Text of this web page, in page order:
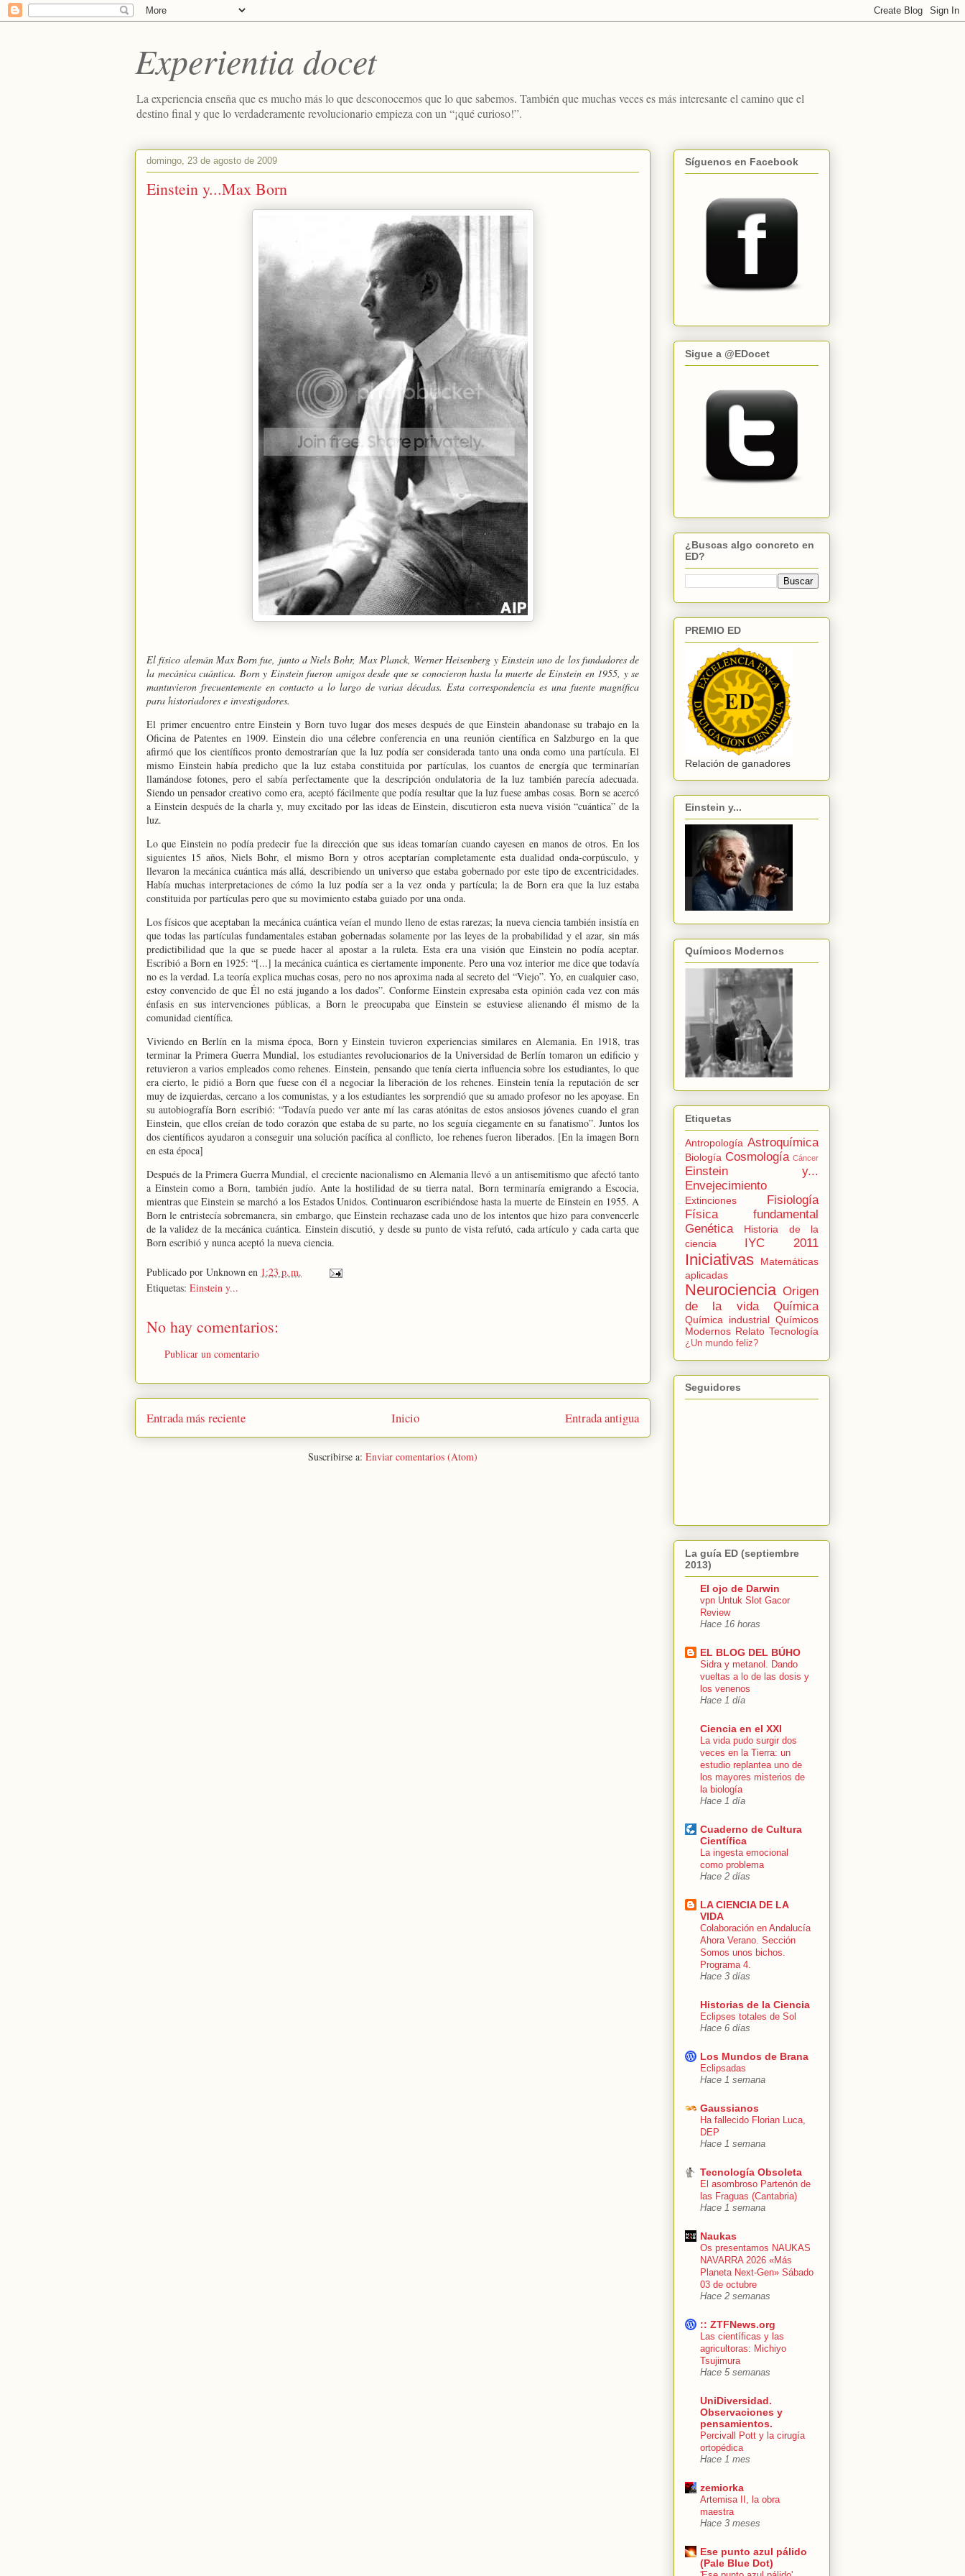
Experientia docet
La experiencia enseña que es mucho más lo que desconocemos que lo que sabemos. También que muchas veces es más interesante el camino que el
destino final y que lo verdaderamente revolucionario empieza con un “¡qué curioso!”.
domingo, 23 de agosto de 2009
Einstein y...Max Born
El físico alemán Max Born fue, junto a Niels Bohr, Max Planck, Werner Heisenberg y Einstein uno de los fundadores de
la mecánica cuántica. Born y Einstein fueron amigos desde que se conocieron hasta la muerte de Einstein en 1955, y se
mantuvieron frecuentemente en contacto a lo largo de varias décadas. Esta correspondencia es una fuente magnífica
para historiadores e investigadores.
El primer encuentro entre Einstein y Born tuvo lugar dos meses después de que Einstein abandonase su trabajo en la
Oficina de Patentes en 1909. Einstein dio una célebre conferencia en una reunión científica en Salzburgo en la que
afirmó que los científicos pronto demostrarían que la luz podía ser considerada tanto una onda como una partícula. El
mismo Einstein había predicho que la luz estaba constituida por partículas, los cuantos de energía que terminarían
llamándose fotones, pero el sabía perfectamente que la descripción ondulatoria de la luz también parecía adecuada.
Siendo un pensador creativo como era, aceptó fácilmente que podía resultar que la luz fuese ambas cosas. Born se acercó
a Einstein después de la charla y, muy excitado por las ideas de Einstein, discutieron esta nueva visión “cuántica” de la
luz.
Lo que Einstein no podía predecir fue la dirección que sus ideas tomarían cuando cayesen en manos de otros. En los
siguientes 15 años, Niels Bohr, el mismo Born y otros aceptarían completamente esta dualidad onda-corpúsculo, y
llevaron la mecánica cuántica más allá, describiendo un universo que estaba gobernado por este tipo de excentricidades.
Había muchas interpretaciones de cómo la luz podía ser a la vez onda y partícula; la de Born era que la luz estaba
constituida por partículas pero que su movimiento estaba guiado por una onda.
Los físicos que aceptaban la mecánica cuántica veían el mundo lleno de estas rarezas; la nueva ciencia también insistía en
que todas las partículas fundamentales estaban gobernadas solamente por las leyes de la probabilidad y el azar, sin más
predictibilidad que la que se puede hacer al apostar a la ruleta. Esta era una visión que Einstein no podía aceptar.
Escribió a Born en 1925: “[...] la mecánica cuántica es ciertamente imponente. Pero una voz interior me dice que todavía
no es la verdad. La teoría explica muchas cosas, pero no nos aproxima nada al secreto del “Viejo”. Yo, en cualquier caso,
estoy convencido de que Él no está jugando a los dados”. Conforme Einstein expresaba esta opinión cada vez con más
énfasis en sus intervenciones públicas, a Born le preocupaba que Einstein se estuviese alienando él mismo de la
comunidad científica.
Viviendo en Berlín en la misma época, Born y Einstein tuvieron experiencias similares en Alemania. En 1918, tras
terminar la Primera Guerra Mundial, los estudiantes revolucionarios de la Universidad de Berlín tomaron un edificio y
retuvieron a varios empleados como rehenes. Einstein, pensando que tenía cierta influencia sobre los estudiantes, lo que
era cierto, le pidió a Born que fuese con él a negociar la liberación de los rehenes. Einstein tenía la reputación de ser
muy de izquierdas, cercano a los comunistas, y a los estudiantes les sorprendió que su amado profesor no les apoyase. En
su autobiografía Born escribió: “Todavía puedo ver ante mí las caras atónitas de estos ansiosos jóvenes cuando el gran
Einstein, que ellos creían de todo corazón que estaba de su parte, no los seguía ciegamente en su fanatismo”. Juntos los
dos científicos ayudaron a conseguir una solución pacífica al conflicto, loe rehenes fueron liberados. [En la imagen Born
en esta época]
Después de la PrimeraGuerra Mundial, el creciente nacionalismo en Alemania llevó a un antisemitismo que afectó tanto
a Einstein como a Born, también judío. Ante la hostilidad de su tierra natal, Born terminaría emigrando a Escocia,
mientras que Einstein se marchó a los Estados Unidos. Continuaron escribiéndose hasta la muerte de Einstein en 1955. A
Born le entristecía sobremanera, sin embargo, que Einstein rechazase cada uno de los intentos que hizo para convencerle
de la validez de la mecánica cuántica. Einstein discutió, y desde su punto de vista refutó, cada artículo y cada carta que
Born escribió y nunca aceptó la nueva ciencia.
Publicado por Unknown en 1:23 p. m.
Etiquetas: Einstein y...
No hay comentarios:
Publicar un comentario
Entrada más reciente Entrada antigua
Inicio
Suscribirse a: Enviar comentarios (Atom)
Síguenos en Facebook
Sigue a @EDocet
¿Buscas algo concreto en
ED?
PREMIO ED
Relación de ganadores
Einstein y...
Químicos Modernos
Etiquetas
Antropología Astroquímica
Biología Cosmología Cáncer
Einstein y...
Envejecimiento
Extinciones
Fisiología
Física fundamental
Genética
Historia de la
ciencia
IYC 2011
Iniciativas
Matemáticas
aplicadas
Neurociencia Origen
de la vida
Química
Química industrial Químicos
Modernos Relato Tecnología
¿Un mundo feliz?
Seguidores
La guía ED (septiembre
2013)
El ojo de Darwin
vpn Untuk Slot Gacor
Review
Hace 16 horas
EL BLOG DEL BÚHO
Sidra y metanol. Dando
vueltas a lo de las dosis y
los venenos
Hace 1 día
Ciencia en el XXI
La vida pudo surgir dos
veces en la Tierra: un
estudio replantea uno de
los mayores misterios de
la biología
Hace 1 día
Cuaderno de Cultura
Científica
La ingesta emocional
como problema
Hace 2 días
LA CIENCIA DE LA
VIDA
Colaboración en Andalucía
Ahora Verano. Sección
Somos unos bichos.
Programa 4.
Hace 3 días
Historias de la Ciencia
Eclipses totales de Sol
Hace 6 días
Los Mundos de Brana
Eclipsadas
Hace 1 semana
Gaussianos
Ha fallecido Florian Luca,
DEP
Hace 1 semana
Tecnología Obsoleta
El asombroso Partenón de
las Fraguas (Cantabria)
Hace 1 semana
Naukas
Os presentamos NAUKAS
NAVARRA 2026 «Más
Planeta Next-Gen» Sábado
03 de octubre
Hace 2 semanas
:: ZTFNews.org
Las científicas y las
agricultoras: Michiyo
Tsujimura
Hace 5 semanas
UniDiversidad.
Observaciones y
pensamientos.
Percivall Pott y la cirugía
ortopédica
Hace 1 mes
zemiorka
Artemisa II, la obra
maestra
Hace 3 meses
Ese punto azul pálido
(Pale Blue Dot)